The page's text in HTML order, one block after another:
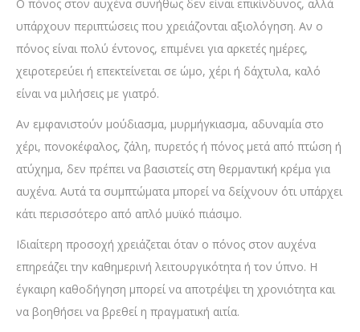
Ο πόνος στον αυχένα συνήθως δεν είναι επικίνδυνος, αλλά
υπάρχουν περιπτώσεις που χρειάζονται αξιολόγηση. Αν ο
πόνος είναι πολύ έντονος, επιμένει για αρκετές ημέρες,
χειροτερεύει ή επεκτείνεται σε ώμο, χέρι ή δάχτυλα, καλό
είναι να μιλήσεις με γιατρό.
Αν εμφανιστούν μούδιασμα, μυρμήγκιασμα, αδυναμία στο
χέρι, πονοκέφαλος, ζάλη, πυρετός ή πόνος μετά από πτώση ή
ατύχημα, δεν πρέπει να βασιστείς στη θερμαντική κρέμα για
αυχένα. Αυτά τα συμπτώματα μπορεί να δείχνουν ότι υπάρχει
κάτι περισσότερο από απλό μυϊκό πιάσιμο.
Ιδιαίτερη προσοχή χρειάζεται όταν ο πόνος στον αυχένα
επηρεάζει την καθημερινή λειτουργικότητα ή τον ύπνο. Η
έγκαιρη καθοδήγηση μπορεί να αποτρέψει τη χρονιότητα και
να βοηθήσει να βρεθεί η πραγματική αιτία.